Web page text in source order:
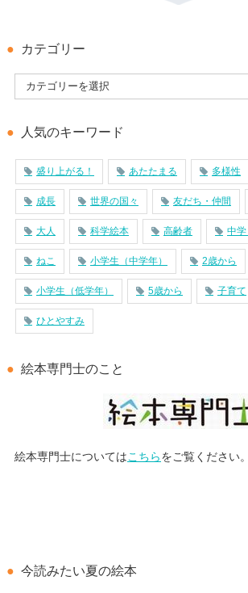
カテゴリー
人気のキーワード
盛り上がる！ あたたまる 多様性
成長 世界の国々 友だち・仲間
大人 科学絵本 高齢者 中学
ねこ 小学生（中学年） 2歳から
小学生（低学年） 5歳から 子育て
ひとやすみ
絵本専門士のこと
絵本専門士については こちら をご覧ください。
今読みたい夏の絵本